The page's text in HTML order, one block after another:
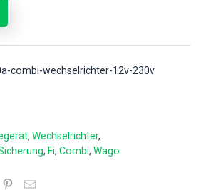
combi-wechselrichter-12v-230v
Wechselrichter
Fi Combi Wago